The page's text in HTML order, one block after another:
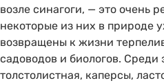
возле синагоги, — это очень
некоторые из них в природе
возвращены к жизни
садоводов и биологов. Среди
толстолистная, каперсы,